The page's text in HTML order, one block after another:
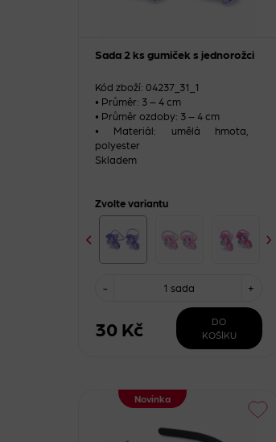
Sada 2 ks gumiček s jednorožci
Kód zboží: 04237_31_1
• Průměr: 3 – 4 cm
• Průměr ozdoby: 3 – 4 cm
• Materiál: umělá hmota,
polyester
Skladem
Zvolte variantu
- +
1 sada
30 Kč
DO
KOŠÍKU
Novinka